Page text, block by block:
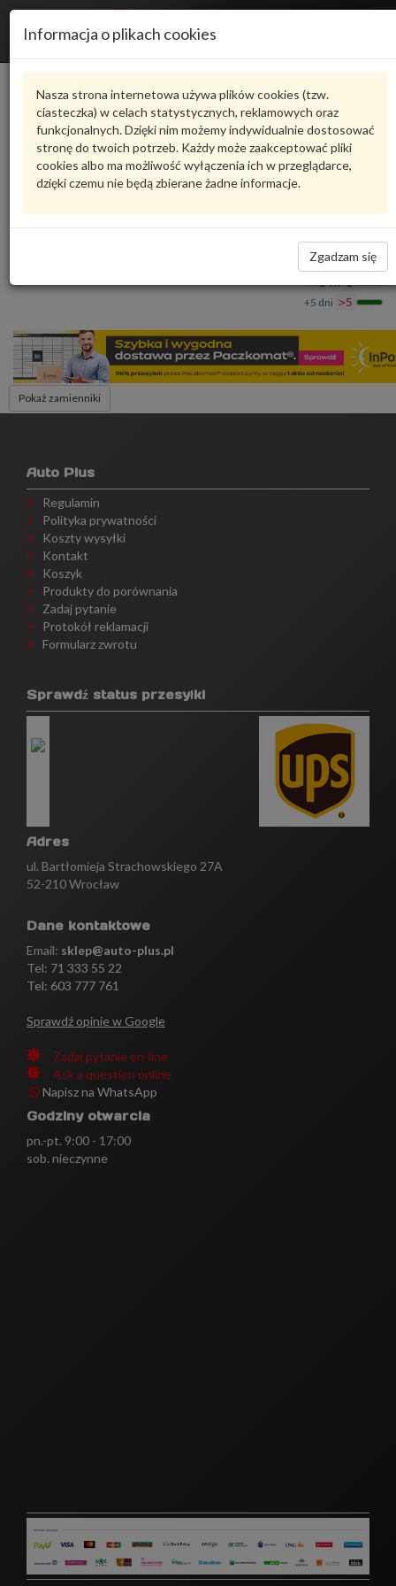
Informacja o plikach cookies
Nasza strona internetowa używa plików cookies (tzw.
ciasteczka) w celach statystycznych, reklamowych oraz
funkcjonalnych. Dzięki nim możemy indywidualnie dostosować
stronę do twoich potrzeb. Każdy może zaakceptować pliki
cookies albo ma możliwość wyłączenia ich w przeglądarce,
dzięki czemu nie będą zbierane żadne informacje.
Zgadzam się
Karta produktu
6RA825206AVAG
VAG - produkt oryginalny VW AUDI SEAT SKODA
Osłona podłogi 6RA825206A VAG
97,40 zł
Dostępność
Wrocław 0
+24 h 1
+5 dni >5
Pokaż zamienniki
Auto Plus
Regulamin
Polityka prywatności
Koszty wysyłki
Kontakt
Koszyk
Produkty do porównania
Zadaj pytanie
Protokół reklamacji
Formularz zwrotu
Sprawdź status przesyłki
Adres
ul. Bartłomieja Strachowskiego 27A
52-210 Wrocław
Dane kontaktowe
Email: sklep@auto-plus.pl
Tel: 71 333 55 22
Tel: 603 777 761
Sprawdź opinie w Google
Zadaj pytanie on-line
Ask a question online
Napisz na WhatsApp
Godziny otwarcia
pn.-pt. 9:00 - 17:00
sob. nieczynne